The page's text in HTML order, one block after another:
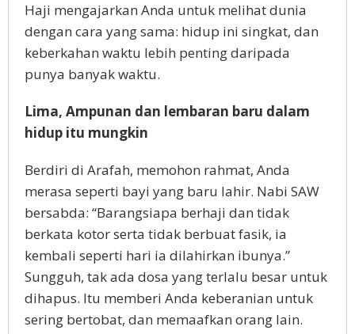
Haji mengajarkan Anda untuk melihat dunia
dengan cara yang sama: hidup ini singkat, dan
keberkahan waktu lebih penting daripada
punya banyak waktu.
Lima, Ampunan dan lembaran baru dalam
hidup itu mungkin
Berdiri di Arafah, memohon rahmat, Anda
merasa seperti bayi yang baru lahir. Nabi SAW
bersabda: “Barangsiapa berhaji dan tidak
berkata kotor serta tidak berbuat fasik, ia
kembali seperti hari ia dilahirkan ibunya.”
Sungguh, tak ada dosa yang terlalu besar untuk
dihapus. Itu memberi Anda keberanian untuk
sering bertobat, dan memaafkan orang lain.